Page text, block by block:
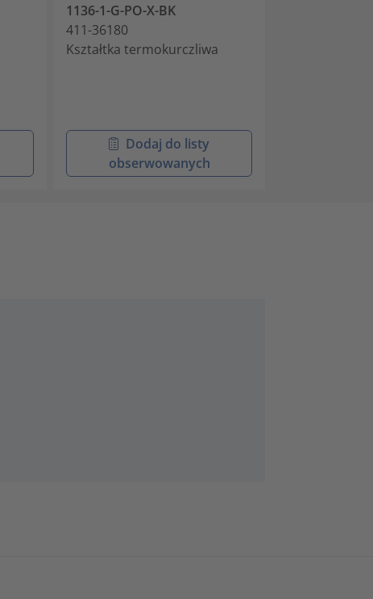
1136-1-G-PO-X-BK
411-36180
Kształtka termokurczliwa
Dodaj do listy
obserwowanych